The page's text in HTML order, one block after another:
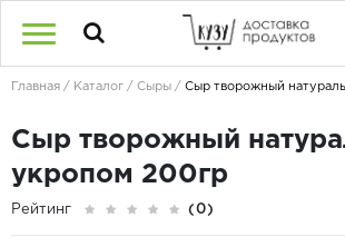
Главная Каталог Сыры Сыр творожный
Сыр творожный
укропом 200гр
Рейтинг (0)